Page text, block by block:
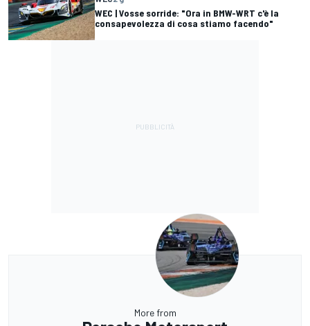
WEC | Vosse sorride: "Ora in BMW-WRT c'è la
consapevolezza di cosa stiamo facendo"
More from